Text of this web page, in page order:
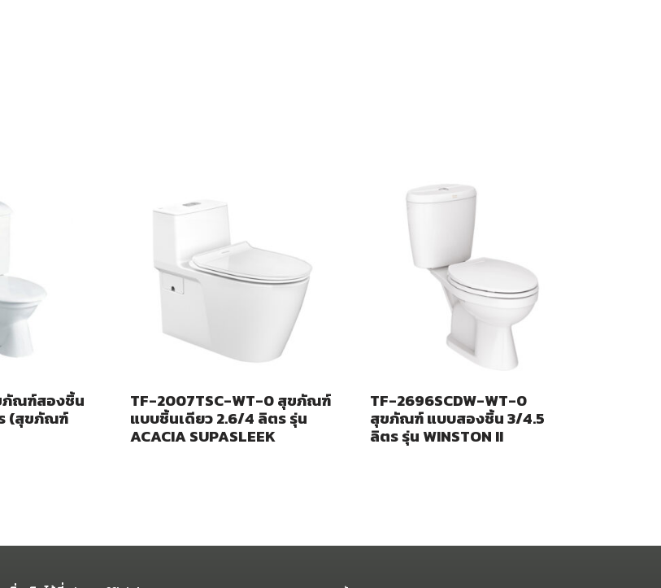
ภัณฑ์สองชิ้น
(สุขภัณฑ์
TF-2007TSC-WT-0 สุขภัณฑ์
แบบชิ้นเดียว 2.6/4 ลิตร รุ่น
ACACIA SUPASLEEK
TF-2696SCDW-WT-0
สุขภัณฑ์ แบบสองชิ้น 3/4.5
ลิตร รุ่น WINSTON II